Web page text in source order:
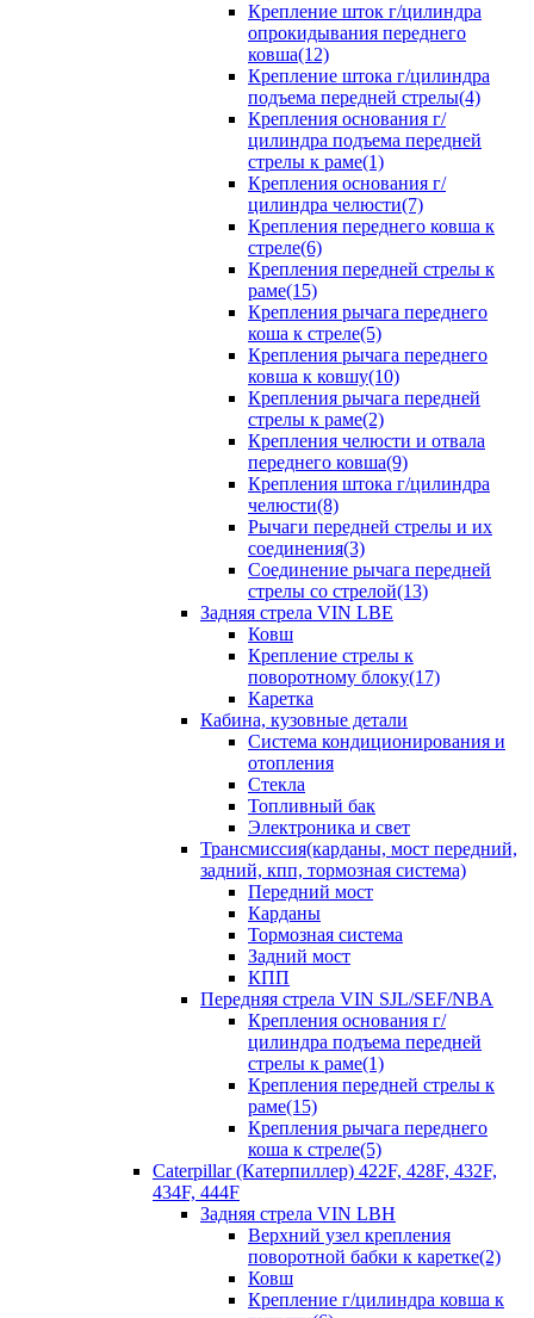
Крепление шток г/цилиндра
опрокидывания переднего
ковша(12)
Крепление штока г/цилиндра
подъема передней стрелы(4)
Крепления основания г/
цилиндра подъема передней
стрелы к раме(1)
Крепления основания г/
цилиндра челюсти(7)
Крепления переднего ковша к
стреле(6)
Крепления передней стрелы к
раме(15)
Крепления рычага переднего
коша к стреле(5)
Крепления рычага переднего
ковша к ковшу(10)
Крепления рычага передней
стрелы к раме(2)
Крепления челюсти и отвала
переднего ковша(9)
Крепления штока г/цилиндра
челюсти(8)
Рычаги передней стрелы и их
соединения(3)
Соединение рычага передней
стрелы со стрелой(13)
Задняя стрела VIN LBE
Ковш
Крепление стрелы к
поворотному блоку(17)
Каретка
Кабина, кузовные детали
Система кондиционирования и
отопления
Стекла
Топливный бак
Электроника и свет
Трансмиссия(карданы, мост передний,
задний, кпп, тормозная система)
Передний мост
Карданы
Тормозная система
Задний мост
КПП
Передняя стрела VIN SJL/SEF/NBA
Крепления основания г/
цилиндра подъема передней
стрелы к раме(1)
Крепления передней стрелы к
раме(15)
Крепления рычага переднего
коша к стреле(5)
Caterpillar (Катерпиллер) 422F, 428F, 432F,
434F, 444F
Задняя стрела VIN LBH
Верхний узел крепления
поворотной бабки к каретке(2)
Ковш
Крепление г/цилиндра ковша к